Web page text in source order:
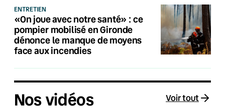
ENTRETIEN
«On joue avec notre santé» : ce
pompier mobilisé en Gironde
dénonce le manque de moyens
face aux incendies
Nos vidéos Voir tout